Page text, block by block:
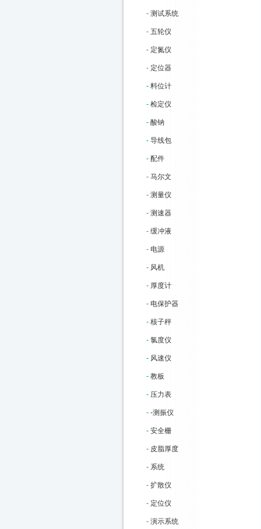
- 测试系统
- 五轮仪
- 定氮仪
- 定位器
- 料位计
- 检定仪
- 酸钠
- 导线包
- 配件
- 马尔文
- 测量仪
- 测速器
- 缓冲液
- 电源
- 风机
- 厚度计
- 电保护器
- 核子秤
- 氯度仪
- 风速仪
- 教板
- 压力表
- -测振仪
- 安全栅
- 皮脂厚度
- 系统
- 扩散仪
- 定位仪
- 演示系统